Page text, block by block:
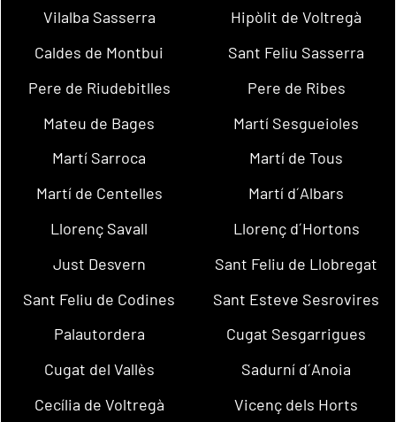
Vilalba Sasserra
Hipòlit de Voltregà
Caldes de Montbui
Sant Feliu Sasserra
Pere de Riudebitlles
Pere de Ribes
Mateu de Bages
Martí Sesgueioles
Martí Sarroca
Martí de Tous
Martí de Centelles
Martí d´Albars
Llorenç Savall
Llorenç d´Hortons
Just Desvern
Sant Feliu de Llobregat
Sant Feliu de Codines
Sant Esteve Sesrovires
Palautordera
Cugat Sesgarrigues
Cugat del Vallès
Sadurní d´Anoia
Cecília de Voltregà
Vicenç dels Horts